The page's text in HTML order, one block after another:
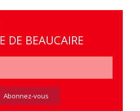
DE BEAUCAIRE